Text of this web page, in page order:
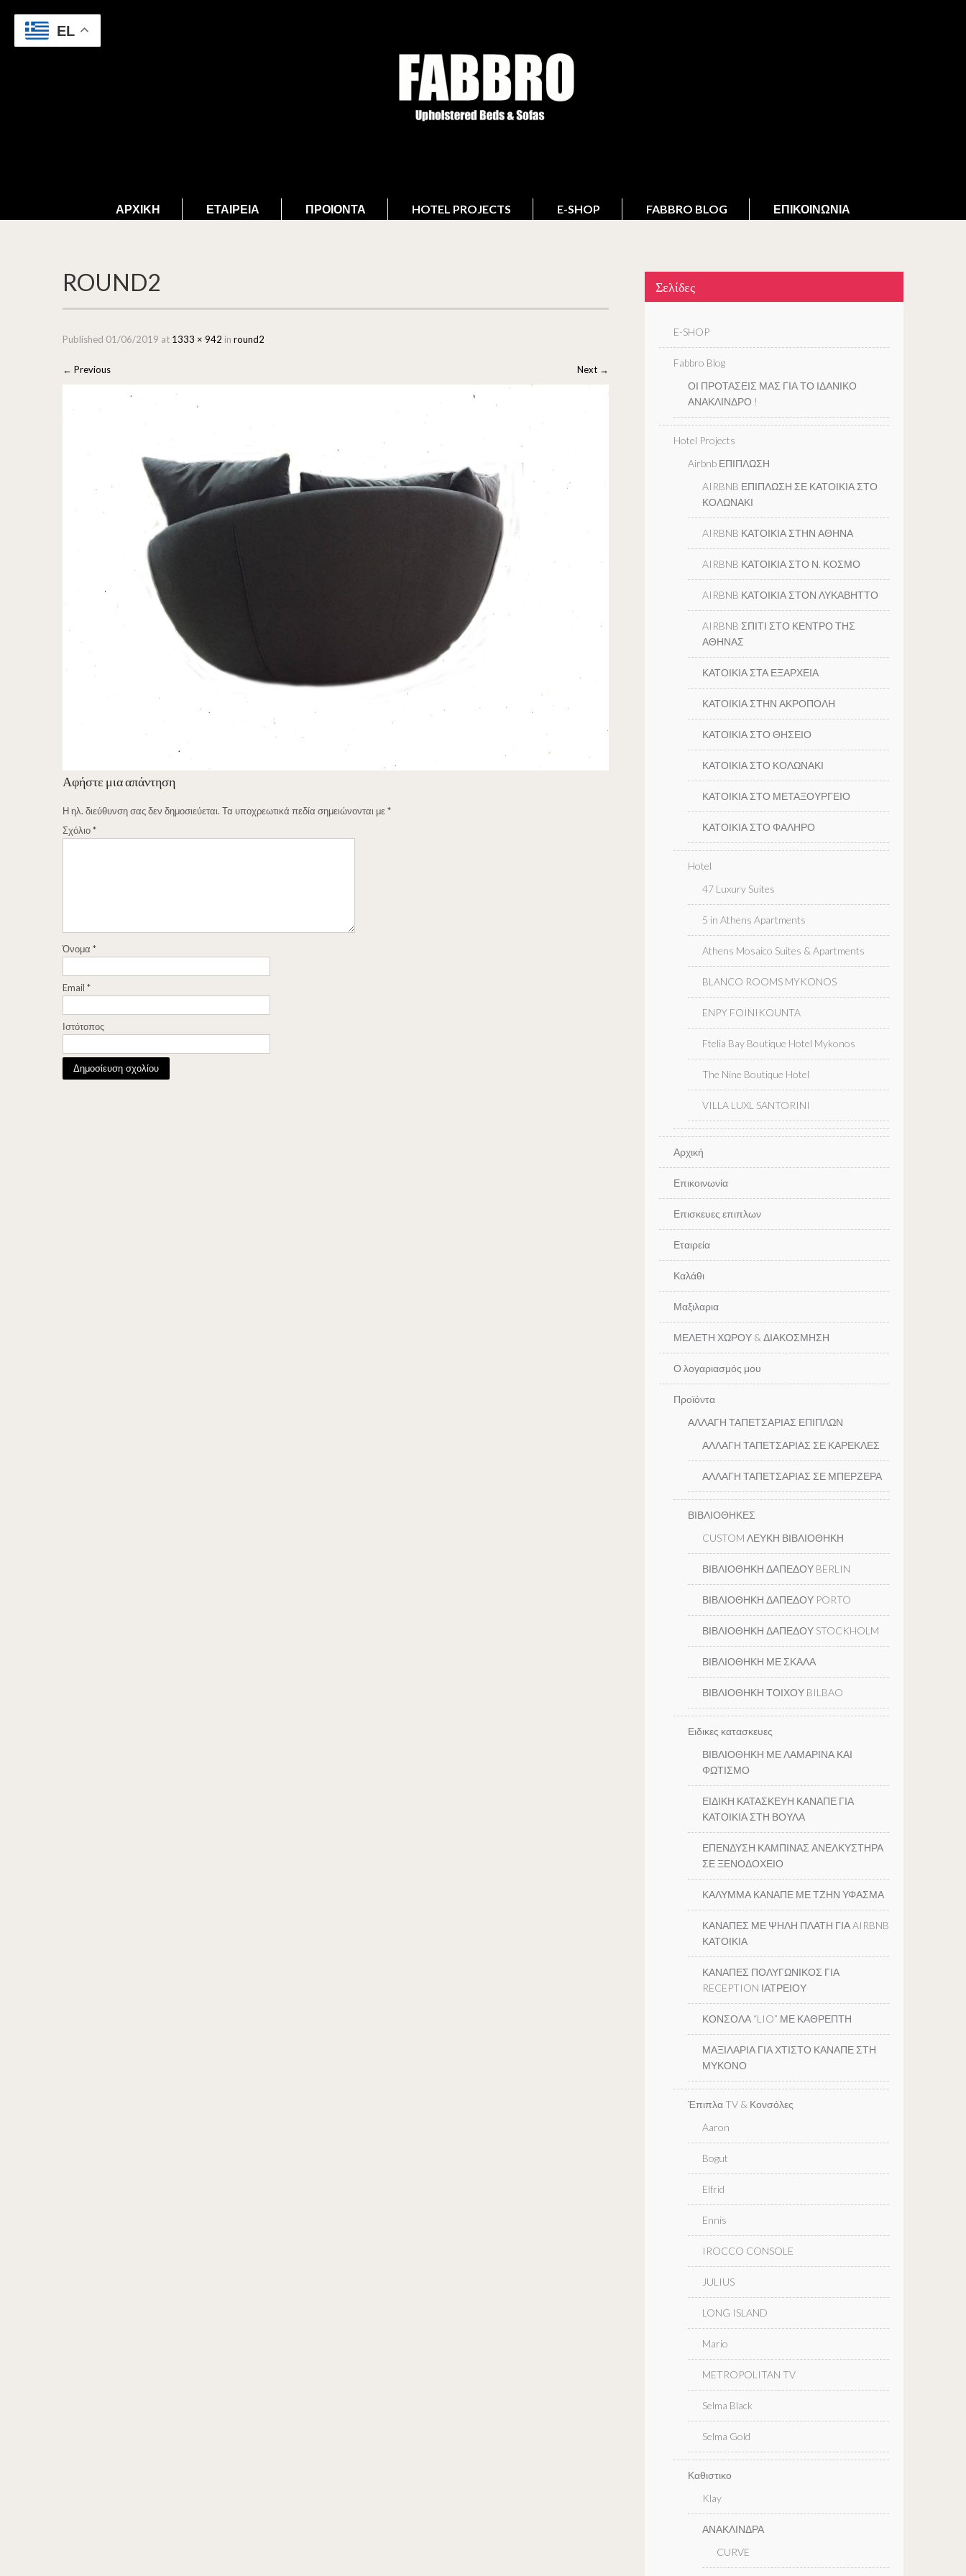
ΑΡΧΙΚΉ ΕΤΑΙΡΕΊΑ ΠΡΟΙΌΝΤΑ HOTEL PROJECTS E-SHOP FABBRO BLOG ΕΠΙΚΟΙΝΩΝΊΑ
ROUND2
Published 01/06/2019 at 1333 × 942 in round2
← Previous Next →
Αφήστε μια απάντηση
Η ηλ. διεύθυνση σας δεν δημοσιεύεται. Τα υποχρεωτικά πεδία σημειώνονται με*
Σχόλιο*
Όνομα *
Email *
Ιστότοπος
Σελίδες
E-SHOP
Fabbro Blog
ΟΙ ΠΡΟΤΑΣΕΙΣ ΜΑΣ ΓΙΑ ΤΟ ΙΔΑΝΙΚΟ
ΑΝΑΚΛΙΝΔΡΟ !
Hotel Projects
Airbnb ΕΠΙΠΛΩΣΗ
AIRBNB ΕΠΙΠΛΩΣΗ ΣΕ ΚΑΤΟΙΚΙΑ ΣΤΟ
ΚΟΛΩΝΑΚΙ
AIRBNB ΚΑΤΟΙΚΙΑ ΣΤΗΝ ΑΘΗΝΑ
AIRBNB ΚΑΤΟΙΚΙΑ ΣΤΟ Ν. ΚΟΣΜΟ
AIRBNB ΚΑΤΟΙΚΙΑ ΣΤΟΝ ΛΥΚΑΒΗΤΤΟ
AIRBNB ΣΠΙΤΙ ΣΤΟ ΚΕΝΤΡΟ ΤΗΣ
ΑΘΗΝΑΣ
ΚΑΤΟΙΚΙΑ ΣΤΑ ΕΞΑΡΧΕΙΑ
ΚΑΤΟΙΚΙΑ ΣΤΗΝ ΑΚΡΟΠΟΛΗ
ΚΑΤΟΙΚΙΑ ΣΤΟ ΘΗΣΕΙΟ
ΚΑΤΟΙΚΙΑ ΣΤΟ ΚΟΛΩΝΑΚΙ
ΚΑΤΟΙΚΙΑ ΣΤΟ ΜΕΤΑΞΟΥΡΓΕΙΟ
ΚΑΤΟΙΚΙΑ ΣΤΟ ΦΑΛΗΡΟ
Hotel
47 Luxury Suites
5 in Athens Apartments
Athens Mosaico Suites & Apartments
BLANCO ROOMS MYKONOS
ENPY FOINIKOUNTA
Ftelia Bay Boutique Hotel Mykonos
The Nine Boutique Hotel
VILLA LUXL SANTORINI
Αρχική
Επικοινωνία
Επισκευες επιπλων
Εταιρεία
Καλάθι
Μαξιλαρια
ΜΕΛΕΤΗ ΧΩΡΟΥ & ΔΙΑΚΟΣΜΗΣΗ
Ο λογαριασμός μου
Προϊόντα
ΑΛΛΑΓΗ ΤΑΠΕΤΣΑΡΙΑΣ ΕΠΙΠΛΩΝ
ΑΛΛΑΓΗ ΤΑΠΕΤΣΑΡΙΑΣ ΣΕ ΚΑΡΕΚΛΕΣ
ΑΛΛΑΓΗ ΤΑΠΕΤΣΑΡΙΑΣ ΣΕ ΜΠΕΡΖΕΡΑ
ΒΙΒΛΙΟΘΗΚΕΣ
CUSTOM ΛΕΥΚΗ ΒΙΒΛΙΟΘΗΚΗ
ΒΙΒΛΙΟΘΗΚΗ ΔΑΠΕΔΟΥ BERLIN
ΒΙΒΛΙΟΘΗΚΗ ΔΑΠΕΔΟΥ PORTO
ΒΙΒΛΙΟΘΗΚΗ ΔΑΠΕΔΟΥ STOCKHOLM
ΒΙΒΛΙΟΘΗΚΗ ΜΕ ΣΚΑΛΑ
ΒΙΒΛΙΟΘΗΚΗ ΤΟΙΧΟΥ BILBAO
Ειδικες κατασκευες
ΒΙΒΛΙΟΘΗΚΗ ΜΕ ΛΑΜΑΡΙΝΑ ΚΑΙ
ΦΩΤΙΣΜΟ
ΕΙΔΙΚΗ ΚΑΤΑΣΚΕΥΗ ΚΑΝΑΠΕ ΓΙΑ
ΚΑΤΟΙΚΙΑ ΣΤΗ ΒΟΥΛΑ
ΕΠΕΝΔΥΣΗ ΚΑΜΠΙΝΑΣ ΑΝΕΛΚΥΣΤΗΡΑ
ΣΕ ΞΕΝΟΔΟΧΕΙΟ
ΚΑΛΥΜΜΑ ΚΑΝΑΠΕ ΜΕ ΤΖΗΝ ΥΦΑΣΜΑ
ΚΑΝΑΠΕΣ ΜΕ ΨΗΛΗ ΠΛΑΤΗ ΓΙΑ AIRBNB
ΚΑΤΟΙΚΙΑ
ΚΑΝΑΠΕΣ ΠΟΛΥΓΩΝΙΚΟΣ ΓΙΑ
RECEPTION ΙΑΤΡΕΙΟΥ
ΚΟΝΣΟΛΑ “LIO” ΜΕ ΚΑΘΡΕΠΤΗ
ΜΑΞΙΛΑΡΙΑ ΓΙΑ ΧΤΙΣΤΟ ΚΑΝΑΠΕ ΣΤΗ
ΜΥΚΟΝΟ
Έπιπλα TV & Κονσόλες
Aaron
Bogut
Elfrid
Ennis
IROCCO CONSOLE
JULIUS
LONG ISLAND
Mario
METROPOLITAN TV
Selma Black
Selma Gold
Καθιστικο
Klay
ΑΝΑΚΛΙΝΔΡΑ
CURVE
EL